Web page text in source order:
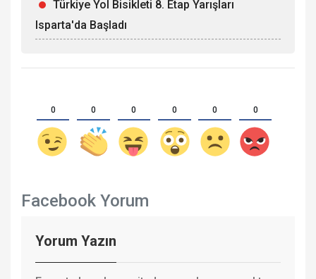
Türkiye Yol Bisikleti 8. Etap Yarışları
Isparta'da Başladı
0 0 0 0 0 0
Facebook Yorum
Yorum Yazın